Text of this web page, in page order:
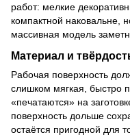
работ: мелкие
компактной наковальне,
массивная модель
Материал и
Рабочая поверхность
слишком мягкая, быстро
«печатаются» на
поверхность дольше
остаётся пригодной для